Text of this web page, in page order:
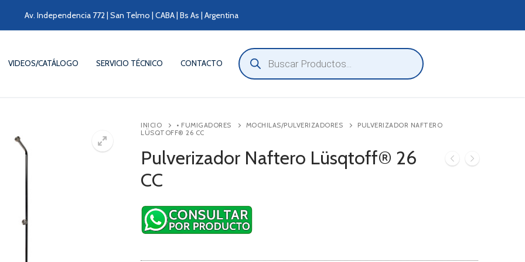
Av. Independencia 772 | San Telmo | CABA | Bs As | Argentina
VIDEOS/CATÁLOGO SERVICIO TÉCNICO CONTACTO
Búsqueda
de
productos
INICIO • FUMIGADORES MOCHILAS/PULVERIZADORES
PULVERIZADOR NAFTERO
LÜSQTOFF® 26 CC
Pulverizador Naftero Lüsqtoff® 26
CC